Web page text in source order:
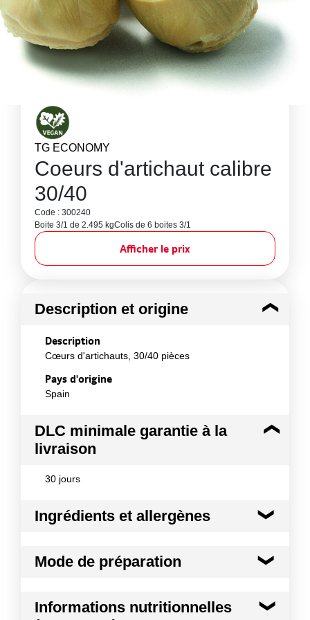
TG ECONOMY
Coeurs d'artichaut calibre
30/40
Code : 300240
Boite 3/1 de 2.495 kgColis de 6 boites 3/1
Afficher le prix
Description et origine
Description
Cœurs d'artichauts, 30/40 pièces
Pays d'origine
Spain
DLC minimale garantie à la
livraison
30 jours
Ingrédients et allergènes
Cœurs d'artichaut, eau, sel, acidifiant : E330
Opérations
Mode de préparation
de les préparer en salade accompagnés d'une
Informations nutritionnelles